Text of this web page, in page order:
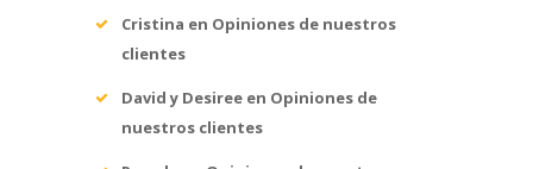
Cristina en Opiniones de nuestros
clientes
David y Desiree en Opiniones de
nuestros clientes